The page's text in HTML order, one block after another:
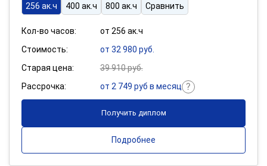
256 ак.ч 400 ак.ч 800 ак.ч Сравнить
Кол-во часов:
от 256 ак.ч
Стоимость:
от 32 980 руб.
Старая цена:
39 910 руб.
Рассрочка:
от 2 749 руб в месяц
Получить диплом
Подробнее